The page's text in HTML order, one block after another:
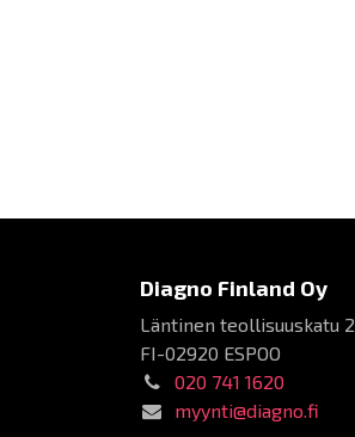
Diagno Finland Oy
Läntinen teollisuuskatu 2
FI-02920 ESPOO
020 741 1620
myynti@diagno.fi